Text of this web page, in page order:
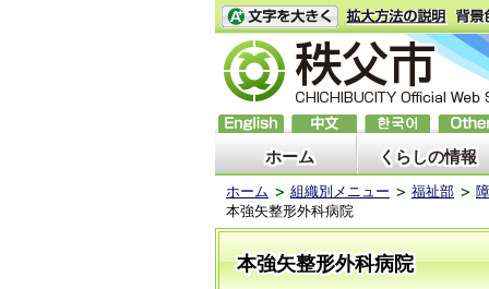
ホーム くらしの情報
ホーム 組織別メニュー 福祉部
本強矢整形外科病院
本強矢整形外科病院